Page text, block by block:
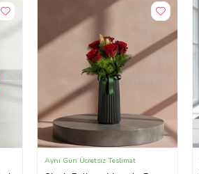
Aynı Gün Ücretsiz Teslimat